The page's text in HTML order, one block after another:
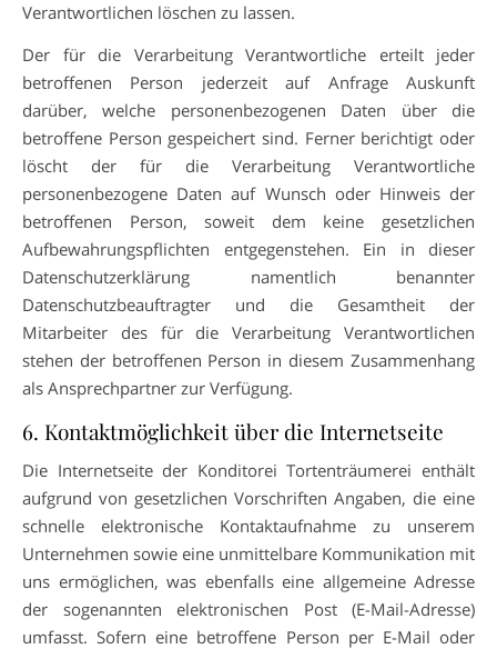
Verantwortlichen löschen zu lassen.
Der für die Verarbeitung Verantwortliche erteilt jeder
betroffenen Person jederzeit auf Anfrage Auskunft
darüber, welche personenbezogenen Daten über die
betroffene Person gespeichert sind. Ferner berichtigt oder
löscht der für die Verarbeitung Verantwortliche
personenbezogene Daten auf Wunsch oder Hinweis der
betroffenen Person, soweit dem keine gesetzlichen
Aufbewahrungspflichten entgegenstehen. Ein in dieser
Datenschutzerklärung namentlich benannter
Datenschutzbeauftragter und die Gesamtheit der
Mitarbeiter des für die Verarbeitung Verantwortlichen
stehen der betroffenen Person in diesem Zusammenhang
als Ansprechpartner zur Verfügung.
6. Kontaktmöglichkeit über die Internetseite
Die Internetseite der Konditorei Tortenträumerei enthält
aufgrund von gesetzlichen Vorschriften Angaben, die eine
schnelle elektronische Kontaktaufnahme zu unserem
Unternehmen sowie eine unmittelbare Kommunikation mit
uns ermöglichen, was ebenfalls eine allgemeine Adresse
der sogenannten elektronischen Post (E-Mail-Adresse)
umfasst. Sofern eine betroffene Person per E-Mail oder